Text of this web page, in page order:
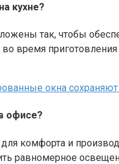
кухне?
так, чтобы
время
окна
офисе?
комфорта и
равномерное